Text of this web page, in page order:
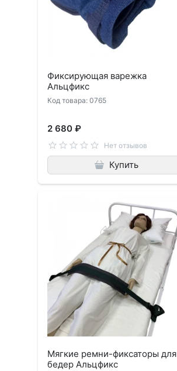
Фиксирующая варежка
Альцфикс
Код товара: 0765
2 680 ₽
Нет отзывов
Купить
Мягкие ремни-фиксаторы для
бедер Альцфикс